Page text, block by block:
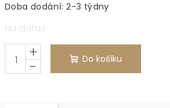
Doba dodání: 2-3 týdny
Na dotaz
+
− Do košíku